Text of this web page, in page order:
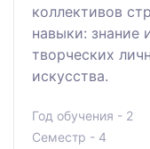
коллективов
навыки: знание
творческих
искусства.
Год обучения - 2
Семестр - 4